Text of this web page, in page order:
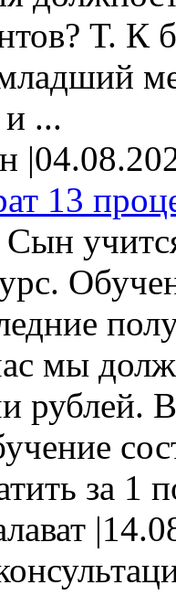
Т. К
...
|
13
мы
рублей.
за 1
|